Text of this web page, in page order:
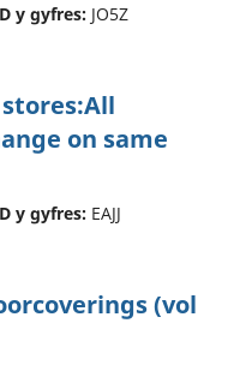
y gyfres: JO5Z
on same
y gyfres: EAJJ
(vol